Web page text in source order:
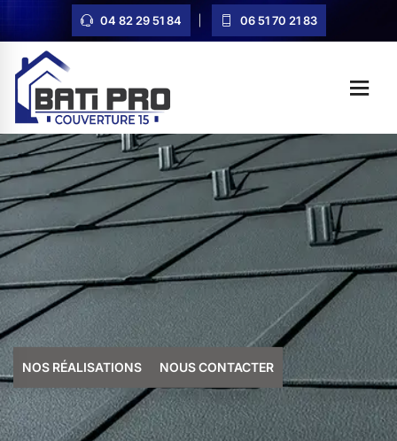
04 82 29 51 84 06 51 70 21 83
NOS RÉALISATIONS NOUS CONTACTER